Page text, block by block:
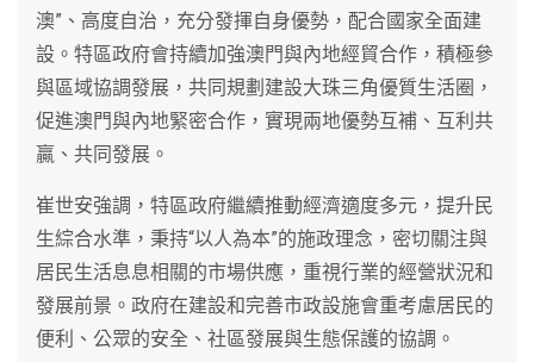
澳”、高度自治，充分發揮自身優勢，配合國家全面建
設。特區政府會持續加強澳門與內地經貿合作，積極參
與區域協調發展，共同規劃建設大珠三角優質生活圈，
促進澳門與內地緊密合作，實現兩地優勢互補、互利共
贏、共同發展。
崔世安強調，特區政府繼續推動經濟適度多元，提升民
生綜合水準，秉持“以人為本”的施政理念，密切關注與
居民生活息息相關的市場供應，重視行業的經營狀況和
發展前景。政府在建設和完善市政設施會重考慮居民的
便利、公眾的安全、社區發展與生態保護的協調。